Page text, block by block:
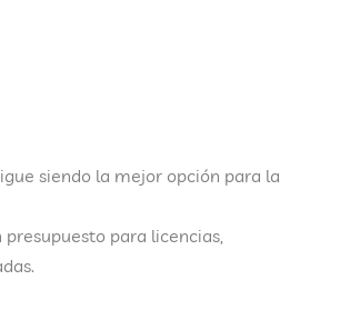
siendo la mejor opción para la
para licencias,